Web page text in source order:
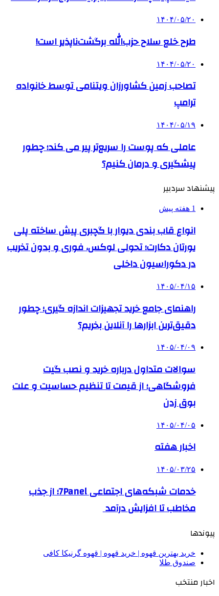
۱۴۰۴/۰۵/۲۰
طرح خلع سلاح حزب‌الله برگشت‌ناپذیر است!
۱۴۰۴/۰۵/۲۰
تصاحب زمین کشاورزان ویتنامی توسط خانواده
ترامپ
۱۴۰۴/۰۵/۱۹
عاملی که پوست را سریع‌تر پیر می کند؛ چطور
پیشگیری و درمان کنیم؟
پیشنهاد سردبیر
1 هفته پیش
انواع قاب بندی دیوار با گچبری پیش ساخته پلی
یورتان دکارت؛ تحولی لوکس، فوری و بدون تخریب
در دکوراسیون داخلی
۱۴۰۵/۰۴/۱۵
راهنمای جامع خرید تجهیزات اندازه گیری؛ چطور
دقیق‌ترین ابزارها را آنلاین بخریم؟
۱۴۰۵/۰۴/۰۹
سوالات متداول درباره خرید و نصب گیت
فروشگاهی؛ از قیمت تا تنظیم حساسیت و علت
بوق زدن
۱۴۰۵/۰۴/۰۵
اخبار هفته
۱۴۰۵/۰۳/۲۵
خدمات شبکه‌های اجتماعی 7Panel؛ از جذب
مخاطب تا افزایش درآمد
پیوندها
خرید بهترین قهوه | خرید قهوه | قهوه گرنیکا کافی
صندوق طلا
اخبار منتخب